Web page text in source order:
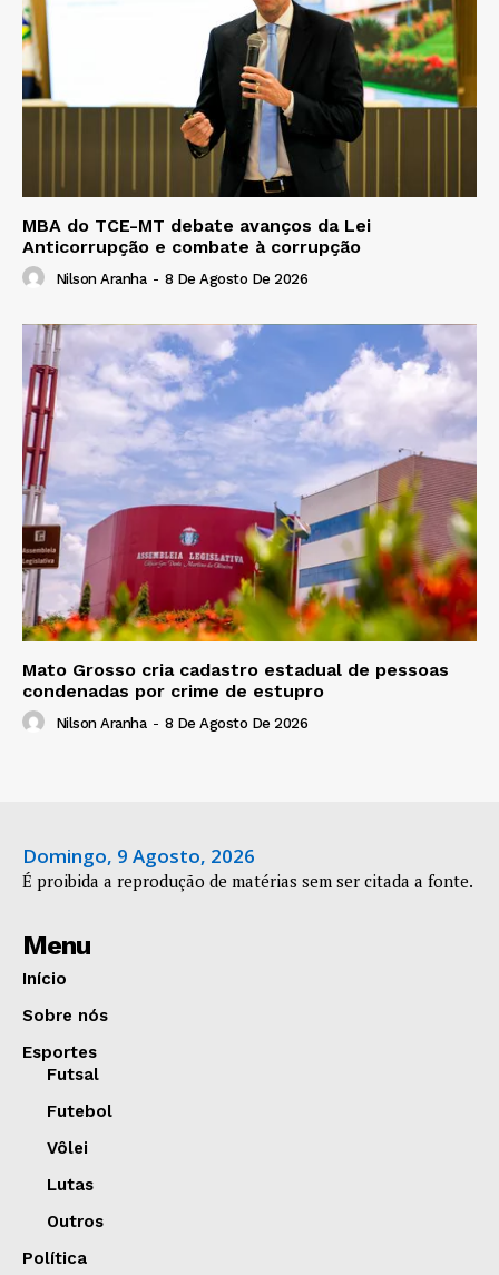
MBA do TCE-MT debate avanços da Lei
Anticorrupção e combate à corrupção
Nilson Aranha - 8 De Agosto De 2026
Mato Grosso cria cadastro estadual de pessoas
condenadas por crime de estupro
Nilson Aranha - 8 De Agosto De 2026
Domingo, 9 Agosto, 2026
É proibida a reprodução de matérias sem ser citada a fonte.
Menu
Início
Sobre nós
Esportes
Futsal
Futebol
Vôlei
Lutas
Outros
Política